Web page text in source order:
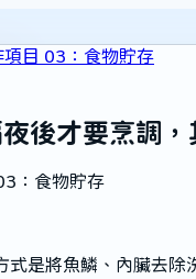
項目 03：食物貯存
後才要烹調
：食物貯存
式是將魚鱗、內臟去除